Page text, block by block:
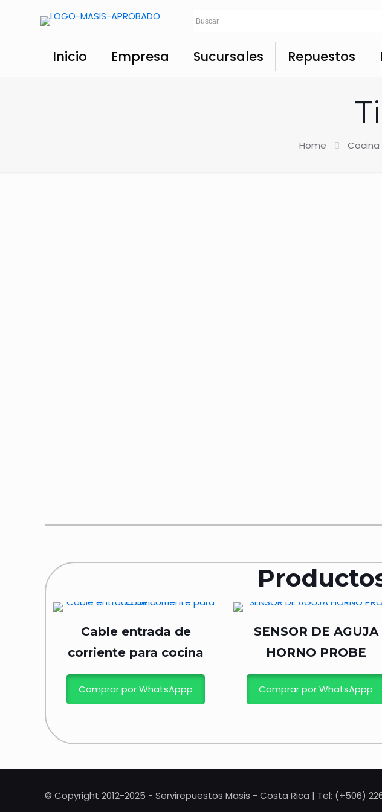
Inicio Empresa Sucursales Repuestos
Home Cocina
Cable entrada de
corriente para cocina
Comprar por WhatsAppp
SENSOR DE AGUJA
HORNO PROBE
Comprar por WhatsAppp
© Copyright 2012-2025 - Servirepuestos Masis - Costa Rica | Tel: (+506)